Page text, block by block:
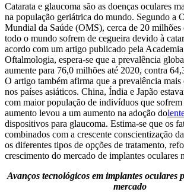
Catarata e glaucoma são as doenças oculares
na população geriátrica do mundo. Segundo a
Mundial da Saúde (OMS), cerca de 20 milhões
todo o mundo sofrem de cegueira devido à
acordo com um artigo publicado pela
Oftalmologia, espera-se que a prevalência
aumente para 76,0 milhões até 2020, contra
O artigo também afirma que a prevalência mais
nos países asiáticos. China, Índia e Japão
com maior população de indivíduos que sofrem
aumento levou a um aumento na adoção do
dispositivos para glaucoma. Estima-se que os
combinados com a crescente conscientização
os diferentes tipos de opções de tratamento,
crescimento do mercado de implantes oculares
Avanços tecnológicos em implantes oculares
mercado